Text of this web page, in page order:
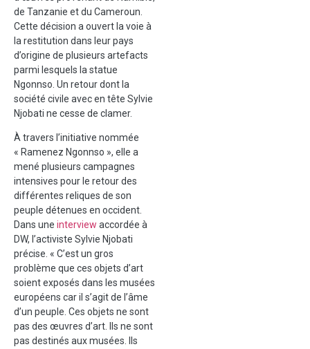
de Tanzanie et du Cameroun.
Cette décision a ouvert la voie à
la restitution dans leur pays
d’origine de plusieurs artefacts
parmi lesquels la statue
Ngonnso. Un retour dont la
société civile avec en tête Sylvie
Njobati ne cesse de clamer.
À travers l’initiative nommée
« Ramenez Ngonnso », elle a
mené plusieurs campagnes
intensives pour le retour des
différentes reliques de son
peuple détenues en occident.
Dans une interview accordée à
DW, l’activiste Sylvie Njobati
précise. « C’est un gros
problème que ces objets d’art
soient exposés dans les musées
européens car il s’agit de l’âme
d’un peuple. Ces objets ne sont
pas des œuvres d’art. Ils ne sont
pas destinés aux musées. Ils